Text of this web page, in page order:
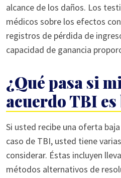
alcance de los daños. Los
médicos sobre los efectos
registros de pérdida de
capacidad de ganancia
¿Qué pasa si
acuerdo TBI es
Si usted recibe una oferta
caso de TBI, usted tiene
considerar. Éstas incluyen
métodos alternativos de